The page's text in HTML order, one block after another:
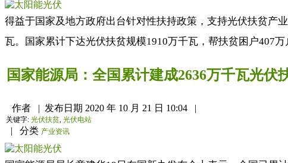
得益于国家及地方政府出台针对性扶持政策，支持光伏扶贫产
瓦。国家累计下达光伏扶贫规模1910万千瓦，帮扶贫困户407
国家能源局：全国累计建成2636万千瓦光伏
作者 | 发布日期 2020 年 10 月 21 日 10:04 |
关键字: 光伏扶贫, 光伏电站
| 分类 产业资讯